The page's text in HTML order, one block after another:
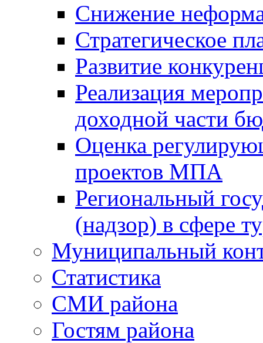
Снижение
Стратегическое
Развитие
Реализация
доходной части
Оценка
проектов МПА
Региональный
(надзор) в сфере
Муниципальный
Статистика
СМИ района
Гостям района